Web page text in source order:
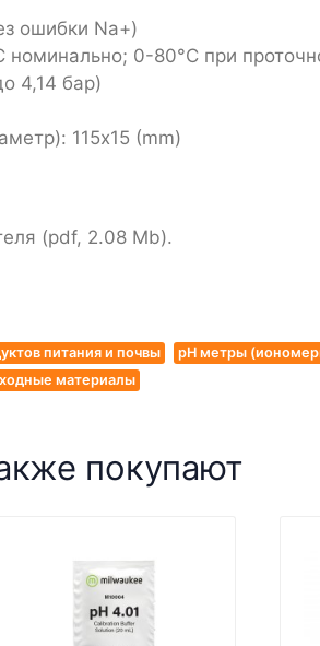
ошибки Na+)
0-80°C при
4,14 бар)
115х15 (mm)
(pdf, 2.08 Mb).
питания и почвы
pH метры
материалы
покупают